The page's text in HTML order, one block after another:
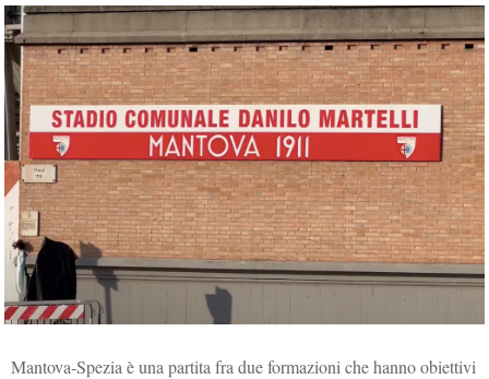
Mantova-Spezia è una partita fra due formazioni che hanno obiettivi